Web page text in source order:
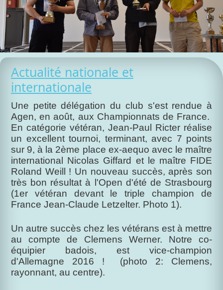
Actualité nationale et
internationale
Une petite délégation du club s'est rendue à
Agen, en août, aux Championnats de France.
En catégorie vétéran, Jean-Paul Ricter réalise
un excellent tournoi, terminant, avec 7 points
sur 9, à la 2ème place ex-aequo avec le maître
international Nicolas Giffard et le maître FIDE
Roland Weill ! Un nouveau succès, après son
très bon résultat à l'Open d'été de Strasbourg
(1er vétéran devant le triple champion de
France Jean-Claude Letzelter. Photo 1).
Un autre succès chez les vétérans est à mettre
au compte de Clemens Werner. Notre co-
équipier badois, est vice-champion
d'Allemagne 2016 ! (photo 2: Clemens,
rayonnant, au centre).